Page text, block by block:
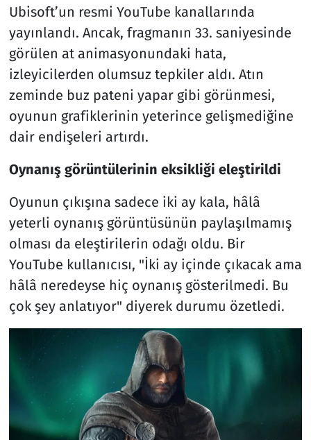
Ubisoft’un resmi YouTube kanallarında
yayınlandı. Ancak, fragmanın 33. saniyesinde
görülen at animasyonundaki hata,
izleyicilerden olumsuz tepkiler aldı. Atın
zeminde buz pateni yapar gibi görünmesi,
oyunun grafiklerinin yeterince gelişmediğine
dair endişeleri artırdı.
Oynanış görüntülerinin eksikliği eleştirildi
Oyunun çıkışına sadece iki ay kala, hâlâ
yeterli oynanış görüntüsünün paylaşılmamış
olması da eleştirilerin odağı oldu. Bir
YouTube kullanıcısı, "İki ay içinde çıkacak ama
hâlâ neredeyse hiç oynanış gösterilmedi. Bu
çok şey anlatıyor" diyerek durumu özetledi.